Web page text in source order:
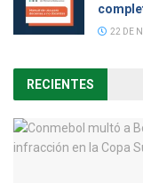
22 DE
RECIENTES